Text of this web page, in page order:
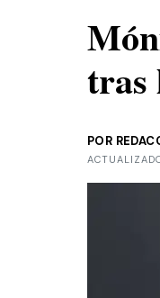
tras
POR